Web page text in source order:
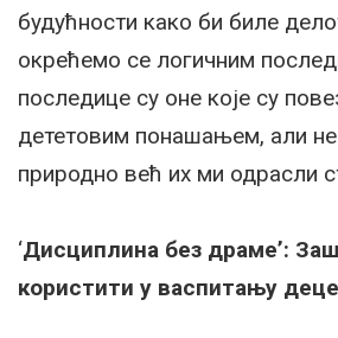
будућности како би биле
окрећемо се логичним
последице су оне које су
дететовим понашањем, али не
природно већ их ми одрасли
‘Дисциплина без драме’:
користити у васпитању